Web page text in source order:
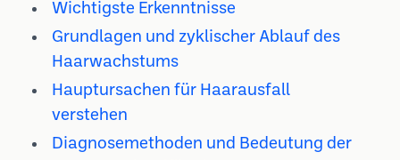
Wichtigste Erkenntnisse
Grundlagen und zyklischer Ablauf des
Haarwachstums
Hauptursachen für Haarausfall
verstehen
Diagnosemethoden und Bedeutung der